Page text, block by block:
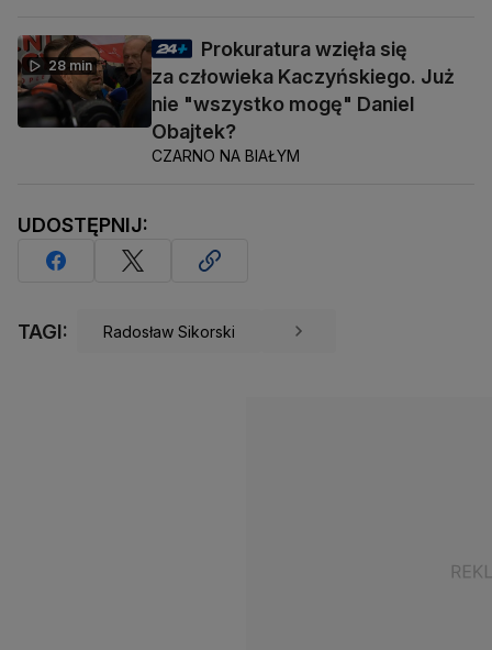
28 min
Prokuratura wzięła się
za człowieka Kaczyńskiego. Już
nie "wszystko mogę" Daniel
Obajtek?
CZARNO NA BIAŁYM
UDOSTĘPNIJ:
TAGI: Radosław Sikorski